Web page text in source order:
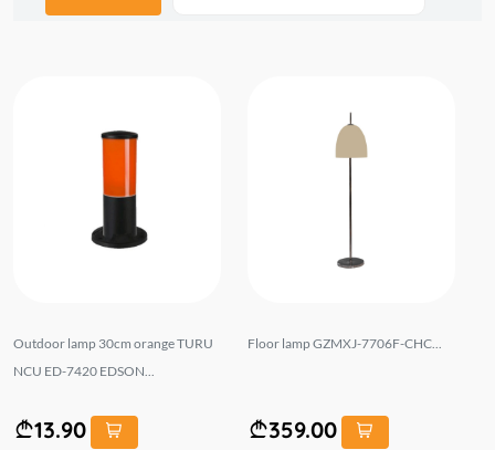
Outdoor lamp 30cm orange TURU
NCU ED-7420 EDSON...
13.90
Floor lamp GZMXJ-7706F-CHC...
359.00